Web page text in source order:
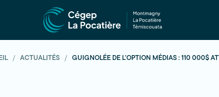
ACTUALITÉS GUIGNOLÉE DE L’OPTION MÉDIAS : 110 000$